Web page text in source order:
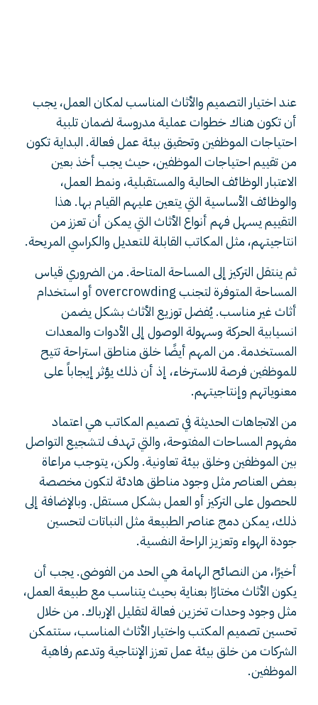
عند اختيار التصميم والأثاث المناسب لمكان العمل، يجب
أن تكون هناك خطوات عملية مدروسة لضمان تلبية
احتياجات الموظفين وتحقيق بيئة عمل فعالة. البداية تكون
من تقييم احتياجات الموظفين، حيث يجب أخذ بعين
الاعتبار الوظائف الحالية والمستقبلية، ونمط العمل،
والوظائف الأساسية التي يتعين عليهم القيام بها. هذا
التقييم يسهل فهم أنواع الأثاث التي يمكن أن تعزز من
انتاجيتهم، مثل المكاتب القابلة للتعديل والكراسي المريحة.
ثم ينتقل التركيز إلى المساحة المتاحة. من الضروري قياس
المساحة المتوفرة لتجنب overcrowding أو استخدام
أثاث غير مناسب. يُفضل توزيع الأثاث بشكل يضمن
انسيابية الحركة وسهولة الوصول إلى الأدوات والمعدات
المستخدمة. من المهم أيضًا خلق مناطق استراحة تتيح
للموظفين فرصة للاسترخاء، إذ أن ذلك يؤثر إيجاباً على
معنوياتهم وإنتاجيتهم.
من الاتجاهات الحديثة في تصميم المكاتب هي اعتماد
مفهوم المساحات المفتوحة، والتي تهدف لتشجيع التواصل
بين الموظفين وخلق بيئة تعاونية. ولكن، يتوجب مراعاة
بعض العناصر مثل وجود مناطق هادئة لتكون مخصصة
للحصول على التركيز أو العمل بشكل مستقل. وبالإضافة إلى
ذلك، يمكن دمج عناصر الطبيعة مثل النباتات لتحسين
جودة الهواء وتعزيز الراحة النفسية.
أخيرًا، من النصائح الهامة هي الحد من الفوضى. يجب أن
يكون الأثاث مختارًا بعناية بحيث يتناسب مع طبيعة العمل،
مثل وجود وحدات تخزين فعالة لتقليل الإرباك. من خلال
تحسين تصميم المكتب واختيار الأثاث المناسب، ستتمكن
الشركات من خلق بيئة عمل تعزز الإنتاجية وتدعم رفاهية
الموظفين.